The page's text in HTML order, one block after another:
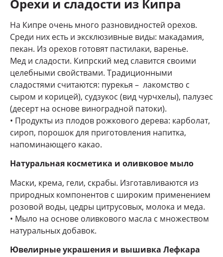
Орехи и сладости из Кипра
На Кипре очень много разновидностей орехов.
Среди них есть и эксклюзивные виды: макадамия,
пекан. Из орехов готовят пастилаки, варенье.
Мед и сладости. Кипрский мед славится своими
целебными свойствами. Традиционными
сладостями считаются: пурекья – лакомство с
сыром и корицей), судзукос (вид чурчхелы), палузес
(десерт на основе виноградной патоки).
• Продукты из плодов рожкового дерева: карболат,
сироп, порошок для приготовления напитка,
напоминающего какао.
Натуральная косметика и оливковое мыло
Маски, крема, гели, скрабы. Изготавливаются из
природных компонентов с широким применением
розовой воды, цедры цитрусовых, молока и меда.
• Мыло на основе оливкового масла с множеством
натуральных добавок.
Ювелирные украшения и вышивка Лефкара